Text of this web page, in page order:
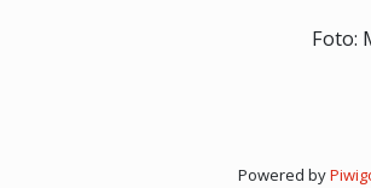
Foto:
Powered by